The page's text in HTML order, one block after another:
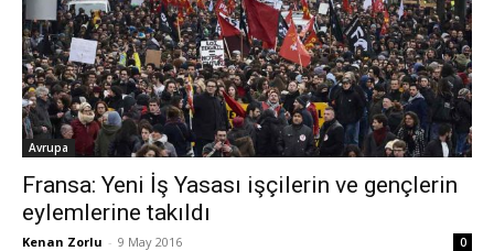
Avrupa
Fransa: Yeni İş Yasası işçilerin ve gençlerin
eylemlerine takıldı
Kenan Zorlu - 9 May 2016 0